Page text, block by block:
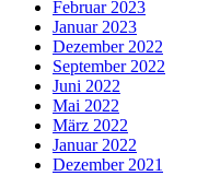
Februar 2023
Januar 2023
Dezember 2022
September 2022
Juni 2022
Mai 2022
März 2022
Januar 2022
Dezember 2021